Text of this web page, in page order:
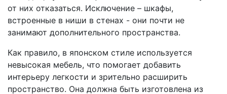
от них отказаться. Исключение – шкафы,
встроенные в ниши в стенах - они почти не
занимают дополнительного пространства.
Как правило, в японском стиле используется
невысокая мебель, что помогает добавить
интерьеру легкости и зрительно расширить
пространство. Она должна быть изготовлена из